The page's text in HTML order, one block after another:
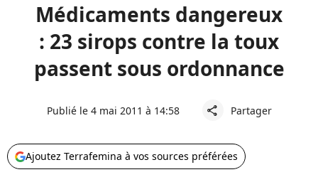
Médicaments dangereux
: 23 sirops contre la toux
passent sous ordonnance
Publié le 4 mai 2011 à 14:58 share Partager
Ajoutez Terrafemina à vos sources préférées